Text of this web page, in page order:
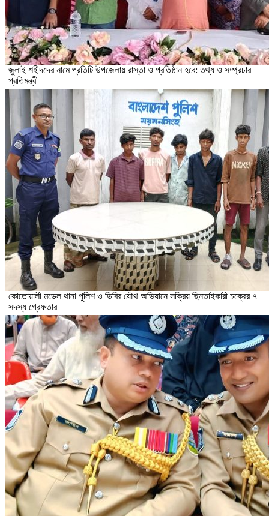
জুলাই শহীদদের নামে প্রতিটি উপজেলায় রাস্তা ও প্রতিষ্ঠান হবে: তথ্য ও সম্প্রচার
প্রতিমন্ত্রী
কোতোয়ালী মডেল থানা পুলিশ ও ডিবির যৌথ অভিযানে সক্রিয় ছিনতাইকারী চক্রের ৭
সদস্য গ্রেফতার